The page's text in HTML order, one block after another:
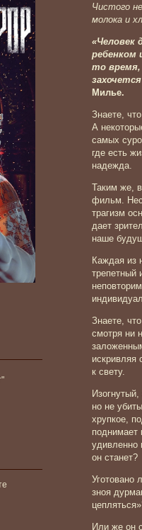
Чистого
молока и
«Человек
ребенком
то время,
Милье.
Знаете,
А
самых
где есть
надежда.
Таким же,
фильм.
трагизм
дает
наше
Каждая из
трепетный
Знаете,
смотря ни
искривляя
к свету.
но не
хрупкое,
поднимает
удивленно
он станет?
Уготовано
зноя
Или же он